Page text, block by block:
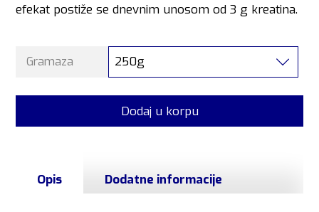
efekat postiže se dnevnim unosom od 3 g kreatina.
Gramaza 250g
Dodaj u korpu
Opis Dodatne informacije